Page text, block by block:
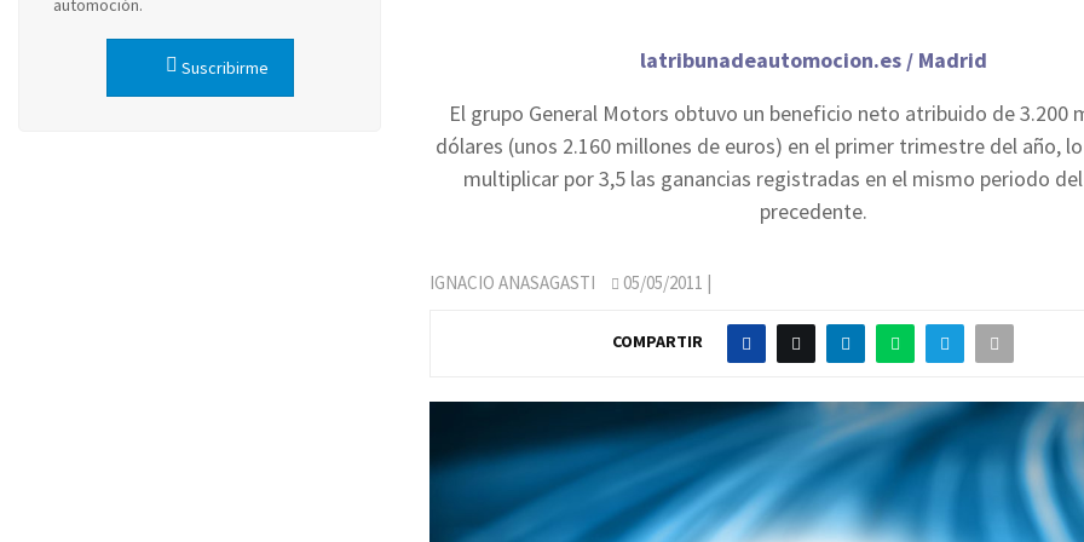
latribunadeautomocion.es / Madrid
El grupo General Motors obtuvo un beneficio neto atribuido de 3.200
dólares (unos 2.160 millones de euros) en el primer trimestre del año,
multiplicar por 3,5 las ganancias registradas en el mismo periodo
precedente.
IGNACIO ANASAGASTI 05/05/2011 |
COMPARTIR
automoción.
Suscribirme